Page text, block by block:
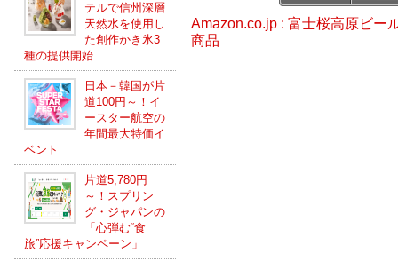
テルで信州深層
天然水を使用し
た創作かき氷3
種の提供開始
日本－韓国が片
道100円～！イ
ースター航空の
年間最大特価イ
ベント
片道5,780円
～！スプリン
グ・ジャパンの
「心弾む“食
旅”応援キャンペーン」
Amazon.co.jp : 富士桜高原ビー
商品